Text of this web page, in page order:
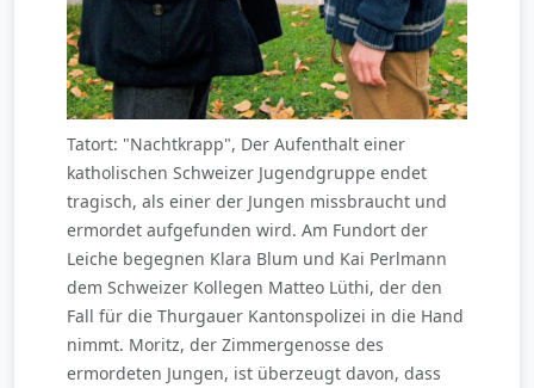
Tatort: "Nachtkrapp", Der Aufenthalt einer
katholischen Schweizer Jugendgruppe endet
tragisch, als einer der Jungen missbraucht und
ermordet aufgefunden wird. Am Fundort der
Leiche begegnen Klara Blum und Kai Perlmann
dem Schweizer Kollegen Matteo Lüthi, der den
Fall für die Thurgauer Kantonspolizei in die Hand
nimmt. Moritz, der Zimmergenosse des
ermordeten Jungen, ist überzeugt davon, dass